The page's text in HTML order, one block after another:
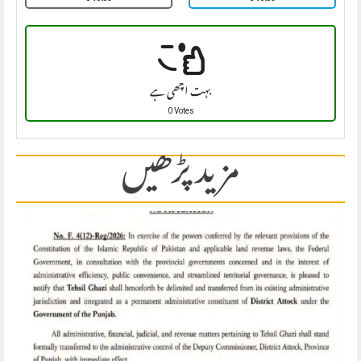
بہت اچھی ہے
0 Votes
مزید پڑھیں